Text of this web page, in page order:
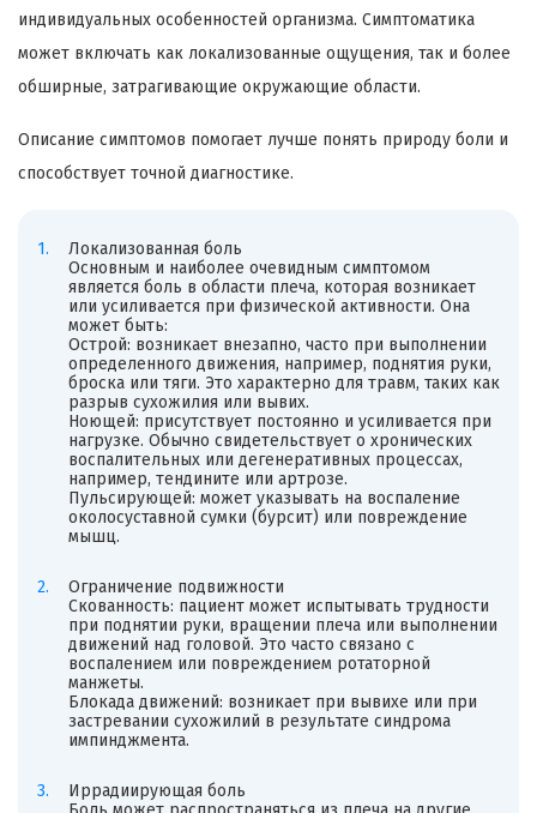
индивидуальных особенностей организма. Симптоматика
может включать как локализованные ощущения, так и более
обширные, затрагивающие окружающие области.
Описание симптомов помогает лучше понять природу боли и
способствует точной диагностике.
Локализованная боль
Основным и наиболее очевидным симптомом
является боль в области плеча, которая возникает
или усиливается при физической активности. Она
может быть:
Острой: возникает внезапно, часто при выполнении
определенного движения, например, поднятия руки,
броска или тяги. Это характерно для травм, таких как
разрыв сухожилия или вывих.
Ноющей: присутствует постоянно и усиливается при
нагрузке. Обычно свидетельствует о хронических
воспалительных или дегенеративных процессах,
например, тендините или артрозе.
Пульсирующей: может указывать на воспаление
околосуставной сумки (бурсит) или повреждение
мышц.
Ограничение подвижности
Скованность: пациент может испытывать трудности
при поднятии руки, вращении плеча или выполнении
движений над головой. Это часто связано с
воспалением или повреждением ротаторной
манжеты.
Блокада движений: возникает при вывихе или при
застревании сухожилий в результате синдрома
импинджмента.
Иррадиирующая боль